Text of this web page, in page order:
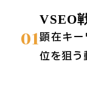
01
VSEO
顕在キ
位を狙